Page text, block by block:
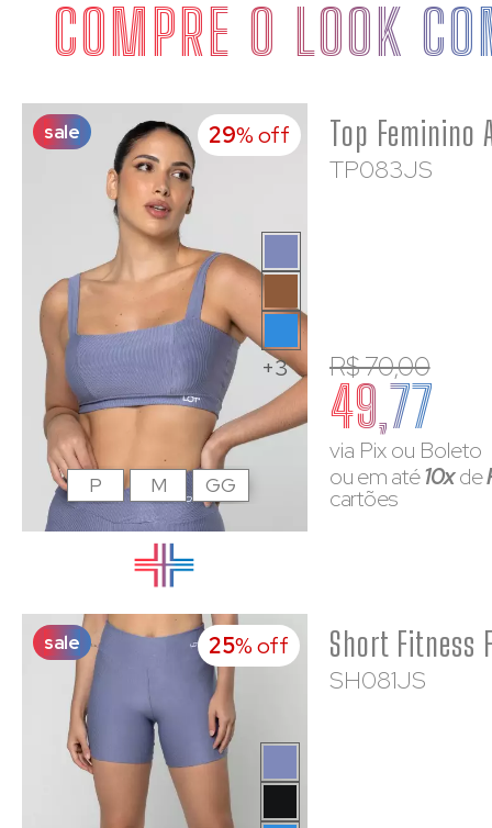
COMPRE O LOOK
sale 29% off
+3
TP083JS
R$ 70,00
49,77
via Pix ou Boleto
ou em até10xde
cartões
P M GG
sale 25% off
SH081JS